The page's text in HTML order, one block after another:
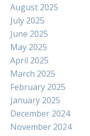
August 2025
July 2025
June 2025
May 2025
April 2025
March 2025
February 2025
January 2025
December 2024
November 2024